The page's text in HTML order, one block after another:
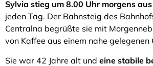
Sylvia stieg um 8.00 Uhr morgens
jeden Tag. Der Bahnsteig des
Centralna begrüßte sie mit
von Kaffee aus einem nahe gelegenen
Sie war 42 Jahre alt und eine stabile